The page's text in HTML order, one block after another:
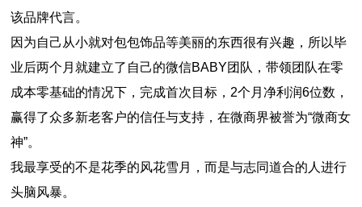
该品牌代言。
因为自己从小就对包包饰品等美丽的东西很有兴趣，所以毕
业后两个月就建立了自己的微信BABY团队，带领团队在零
成本零基础的情况下，完成首次目标，2个月净利润6位数，
赢得了众多新老客户的信任与支持，在微商界被誉为“微商女
神”。
我最享受的不是花季的风花雪月，而是与志同道合的人进行
头脑风暴。